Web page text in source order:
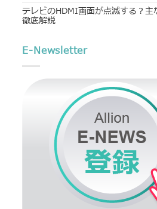
テレビのHDMI画面が点滅する？
徹底解説
E-Newsletter